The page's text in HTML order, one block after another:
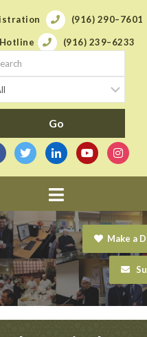
(916) 290–7601
(916) 239–6233
Navigation
Make a